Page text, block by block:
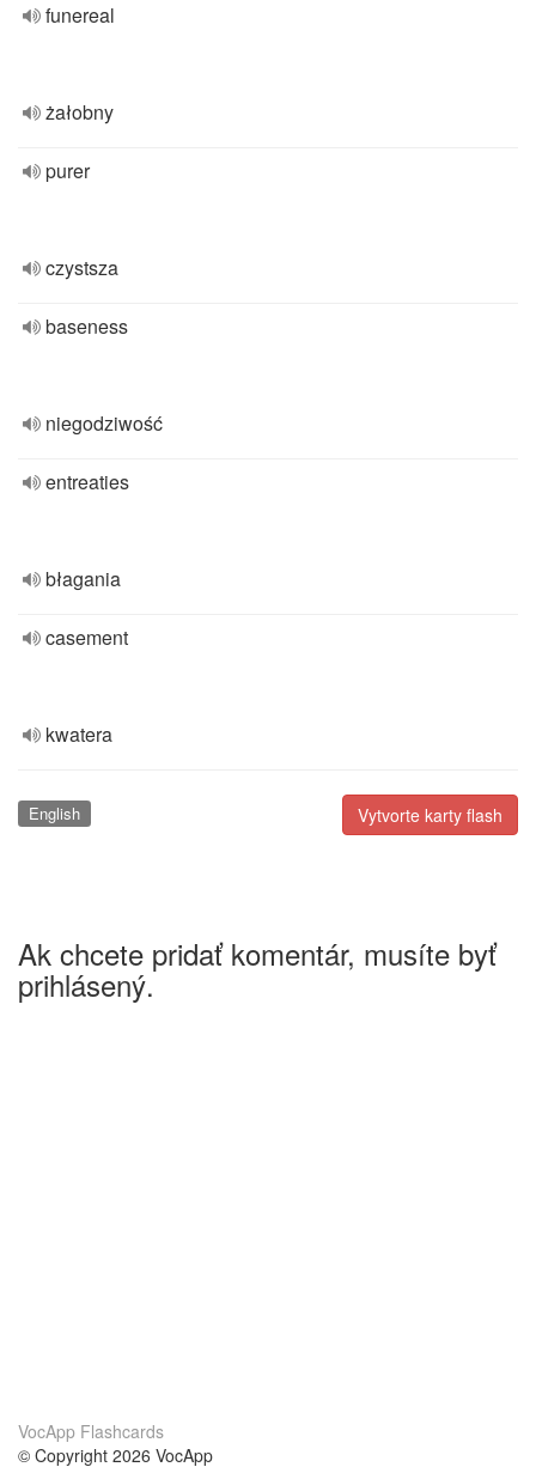
funereal
żałobny
purer
czystsza
baseness
niegodziwość
entreaties
błagania
casement
kwatera
Vytvorte karty flash
English
Ak chcete pridať komentár, musíte byť
prihlásený.
VocApp Flashcards
© Copyright 2026 VocApp